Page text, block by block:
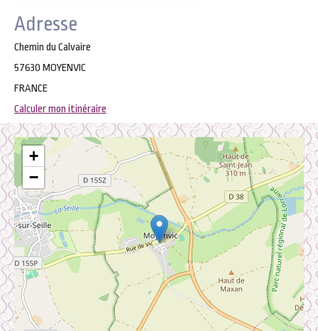
Adresse
Chemin du Calvaire
57630 MOYENVIC
FRANCE
Calculer mon itinéraire
+
−